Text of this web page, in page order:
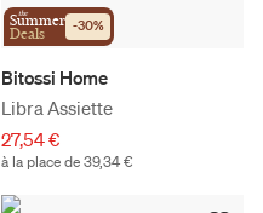
the
Summer
Deals -30%
Bitossi Home
Libra Assiette
27,54 €
à la place de 39,34 €